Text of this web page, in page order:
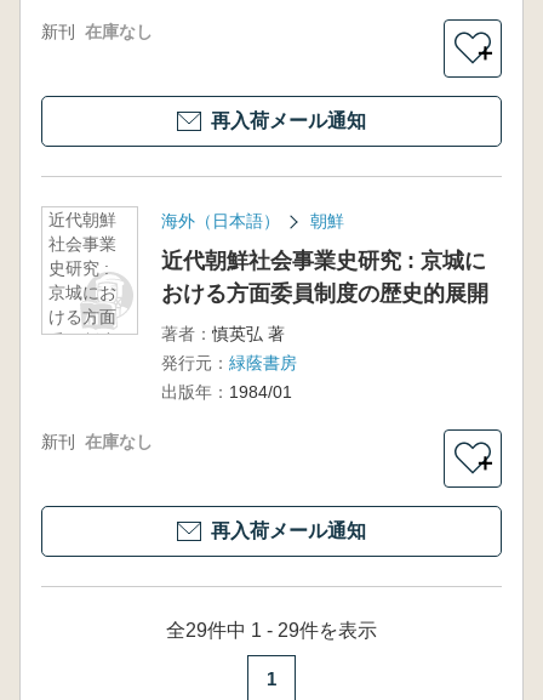
新刊 在庫なし
＋
再入荷メール通知
近代朝鮮
社会事業
史研究 :
京城にお
ける方面
委員制度
海外（日本語） 朝鮮
近代朝鮮社会事業史研究 : 京城に
おける方面委員制度の歴史的展開
著者： 慎英弘 著
発行元： 緑蔭書房
出版年： 1984/01
新刊 在庫なし
＋
再入荷メール通知
全29件中 1 - 29件を表示
1